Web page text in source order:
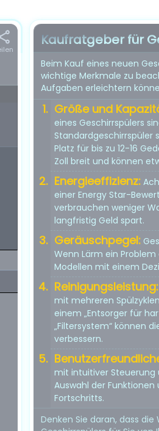
Kaufratgeber für
Beim Kauf eines neuen
wichtige Merkmale zu
Aufgaben erleichtern
Größe und
eines Geschirrspülers
Standardgeschirrspüler
Platz für bis zu 12-16
Zoll breit und können
Energieeffizienz:
einer Energy Star-
verbrauchen weniger
langfristig Geld spart.
Geräuschpegel:
Wenn Lärm ein
Modellen mit einem
Reinigungsleistung:
mit mehreren
einem „Entsorger für
„Filtersystem“ können
verbessern.
mit intuitiver Steuerung
Auswahl der
Fortschritts.
Denken Sie daran, dass